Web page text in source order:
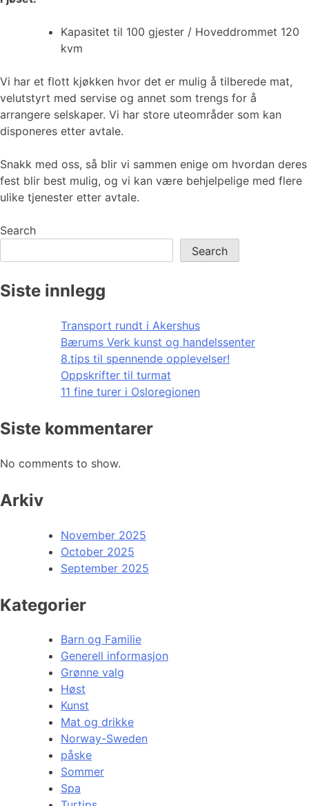
Kapasitet til 100 gjester / Hoveddrommet 120
kvm
Vi har et flott kjøkken hvor det er mulig å tilberede mat,
velutstyrt med servise og annet som trengs for å
arrangere selskaper. Vi har store uteområder som kan
disponeres etter avtale.
Snakk med oss, så blir vi sammen enige om hvordan deres
fest blir best mulig, og vi kan være behjelpelige med flere
ulike tjenester etter avtale.
Search
Search
Siste innlegg
Transport rundt i Akershus
Bærums Verk kunst og handelssenter
8.tips til spennende opplevelser!
Oppskrifter til turmat
11 fine turer i Osloregionen
Siste kommentarer
No comments to show.
Arkiv
November 2025
October 2025
September 2025
Kategorier
Barn og Familie
Generell informasjon
Grønne valg
Høst
Kunst
Mat og drikke
Norway-Sweden
påske
Sommer
Spa